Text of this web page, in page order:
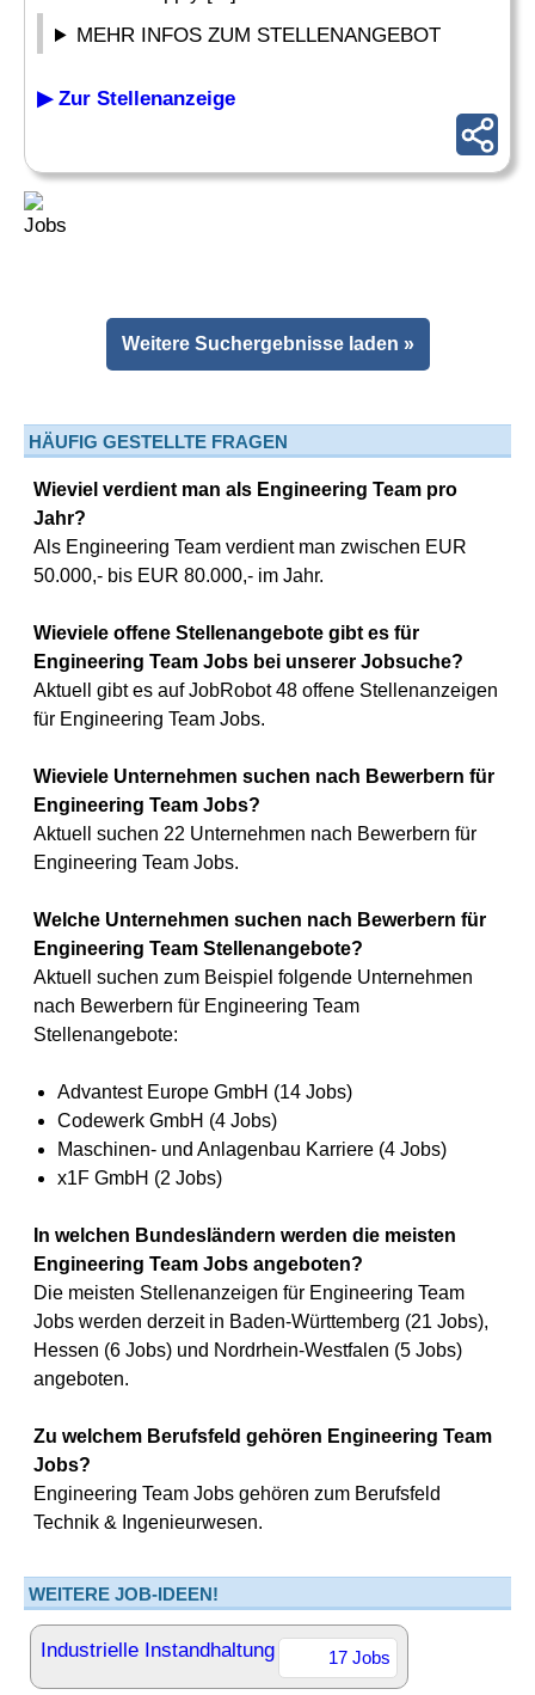
MEHR INFOS ZUM STELLENANGEBOT
▶ Zur Stellenanzeige
Weitere Suchergebnisse laden »
HÄUFIG GESTELLTE FRAGEN
Wieviel verdient man als Engineering Team pro
Jahr?
Als Engineering Team verdient man zwischen EUR
50.000,- bis EUR 80.000,- im Jahr.
Wieviele offene Stellenangebote gibt es für
Engineering Team Jobs bei unserer Jobsuche?
Aktuell gibt es auf JobRobot 48 offene Stellenanzeigen
für Engineering Team Jobs.
Wieviele Unternehmen suchen nach Bewerbern für
Engineering Team Jobs?
Aktuell suchen 22 Unternehmen nach Bewerbern für
Engineering Team Jobs.
Welche Unternehmen suchen nach Bewerbern für
Engineering Team Stellenangebote?
Aktuell suchen zum Beispiel folgende Unternehmen
nach Bewerbern für Engineering Team
Stellenangebote:
Advantest Europe GmbH (14 Jobs)
Codewerk GmbH (4 Jobs)
Maschinen- und Anlagenbau Karriere (4 Jobs)
x1F GmbH (2 Jobs)
In welchen Bundesländern werden die meisten
Engineering Team Jobs angeboten?
Die meisten Stellenanzeigen für Engineering Team
Jobs werden derzeit in Baden-Württemberg (21 Jobs),
Hessen (6 Jobs) und Nordrhein-Westfalen (5 Jobs)
angeboten.
Zu welchem Berufsfeld gehören Engineering Team
Jobs?
Engineering Team Jobs gehören zum Berufsfeld
Technik & Ingenieurwesen.
WEITERE JOB-IDEEN!
Industrielle Instandhaltung 17 Jobs